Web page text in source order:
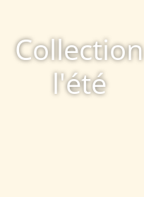
Collection
l'été